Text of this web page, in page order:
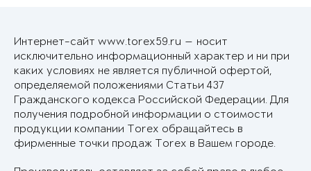
Интернет-сайт www.torex59.ru — носит
исключительно информационный характер и ни при
каких условиях не является публичной офертой,
определяемой положениями Статьи 437
Гражданского кодекса Российской Федерации. Для
получения подробной информации о стоимости
продукции компании Torex обращайтесь в
фирменные точки продаж Torex в Вашем городе.